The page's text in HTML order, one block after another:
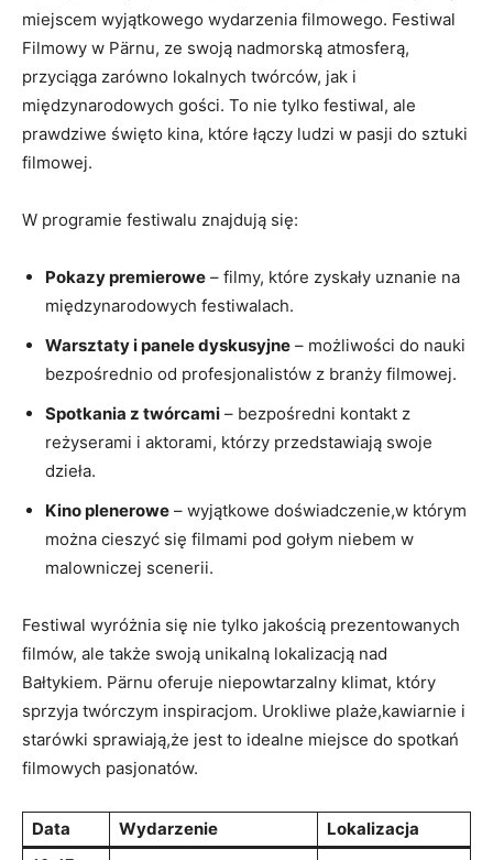
miejscem wyjątkowego‌ wydarzenia⁢ filmowego. Festiwal
Filmowy w Pärnu, ze swoją nadmorską atmosferą,⁢
przyciąga ‌zarówno lokalnych​ twórców,⁢ jak i
⁤międzynarodowych ​gości. To nie tylko ⁢festiwal, ale
prawdziwe święto kina, które łączy ludzi​ w pasji do ⁢sztuki
filmowej.
W programie festiwalu znajdują się:
Pokazy premierowe – filmy, ‌które zyskały uznanie ‍na
międzynarodowych festiwalach.
Warsztaty i panele‍ dyskusyjne ⁢– możliwości⁤ do nauki
bezpośrednio⁢ od profesjonalistów z branży filmowej.
Spotkania ⁢z ​twórcami – bezpośredni⁣ kontakt ‌z
reżyserami‍ i aktorami,‍ którzy przedstawiają swoje
dzieła.
Kino plenerowe – ​wyjątkowe doświadczenie,w którym
można cieszyć się filmami pod gołym niebem ‌w
malowniczej scenerii.
Festiwal wyróżnia się nie tylko ‌jakością prezentowanych⁤
filmów, ale ‍także swoją unikalną lokalizacją ​nad
Bałtykiem. ⁢Pärnu oferuje niepowtarzalny klimat, który
sprzyja twórczym inspiracjom.​ Urokliwe plaże,kawiarnie⁣ i
starówki⁣ sprawiają,że ⁣jest ‍to idealne miejsce do spotkań
filmowych pasjonatów.
Data Wydarzenie
Lokalizacja